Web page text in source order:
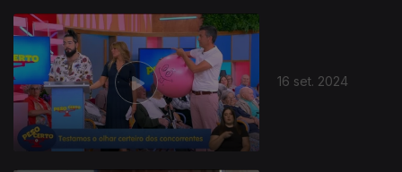
16 set. 2024
794232